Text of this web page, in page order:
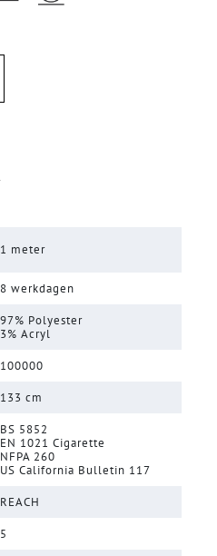
1 meter
8 werkdagen
97% Polyester
3% Acryl
100000
133 cm
BS 5852
EN 1021 Cigarette
NFPA 260
US California Bulletin 117
REACH
5